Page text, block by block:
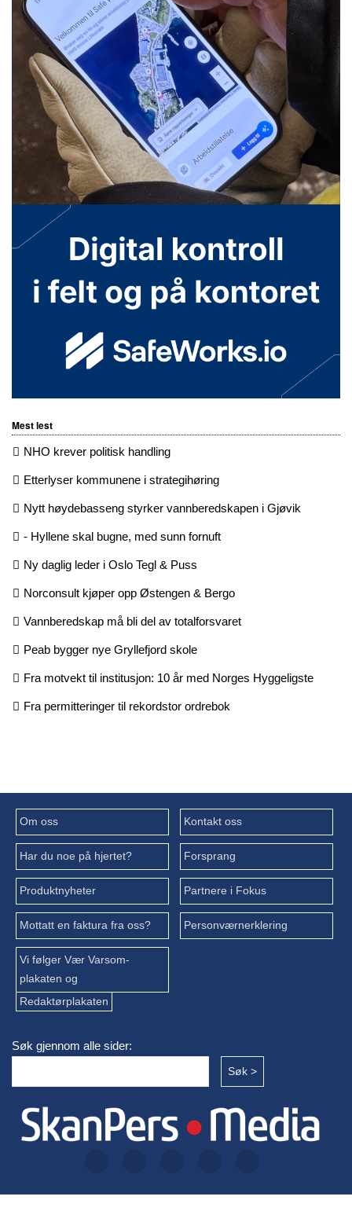
Mest lest
NHO krever politisk handling
Etterlyser kommunene i strategihøring
Nytt høydebasseng styrker vannberedskapen i Gjøvik
- Hyllene skal bugne, med sunn fornuft
Ny daglig leder i Oslo Tegl & Puss
Norconsult kjøper opp Østengen & Bergo
Vannberedskap må bli del av totalforsvaret
Peab bygger nye Gryllefjord skole
Fra motvekt til institusjon: 10 år med Norges Hyggeligste
Fra permitteringer til rekordstor ordrebok
Om oss Kontakt oss
Har du noe på hjertet? Forsprang
Produktnyheter Partnere i Fokus
Mottatt en faktura fra oss? Personværnerklering
Vi følger Vær Varsom-
plakaten og
Redaktørplakaten
Søk gjennom alle sider: